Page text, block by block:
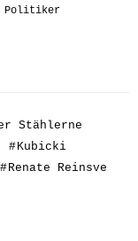
Politiker
Stählerne
#Kubicki
#Renate Reinsve